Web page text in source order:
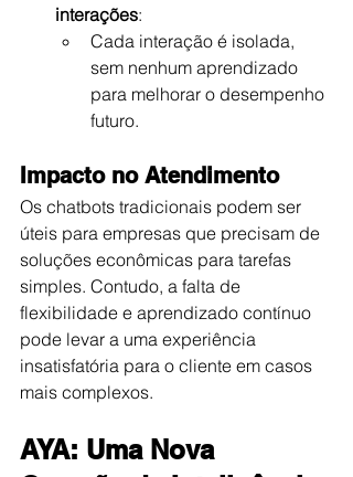
interações:
Cada interação é isolada,
sem nenhum aprendizado
para melhorar o desempenho
futuro.
Impacto no Atendimento
Os chatbots tradicionais podem ser
úteis para empresas que precisam de
soluções econômicas para tarefas
simples. Contudo, a falta de
flexibilidade e aprendizado contínuo
pode levar a uma experiência
insatisfatória para o cliente em casos
mais complexos.
AYA: Uma Nova